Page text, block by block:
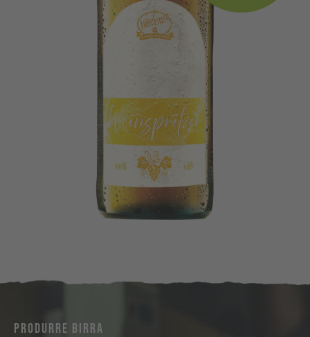
PRODURRE BIRRA